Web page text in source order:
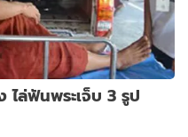
ล่ฟันพระเจ็บ 3 รูป